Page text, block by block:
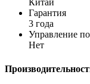
Китай
Гарантия
3 года
Управление
Нет